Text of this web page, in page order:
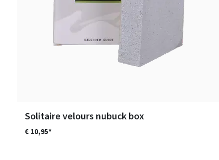
Solitaire velours nubuck box
€ 10,95*